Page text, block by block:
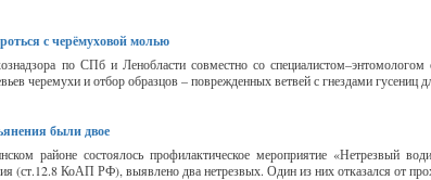
с черёмуховой молью
по СПб и Ленобласти совместно со
черемухи и отбор образцов – поврежденных ветвей с гнездами гусениц
были двое
районе состоялось профилактическое мероприятие «Нетрезвый
(ст.12.8 КоАП РФ), выявлено два нетрезвых. Один из них отказался от